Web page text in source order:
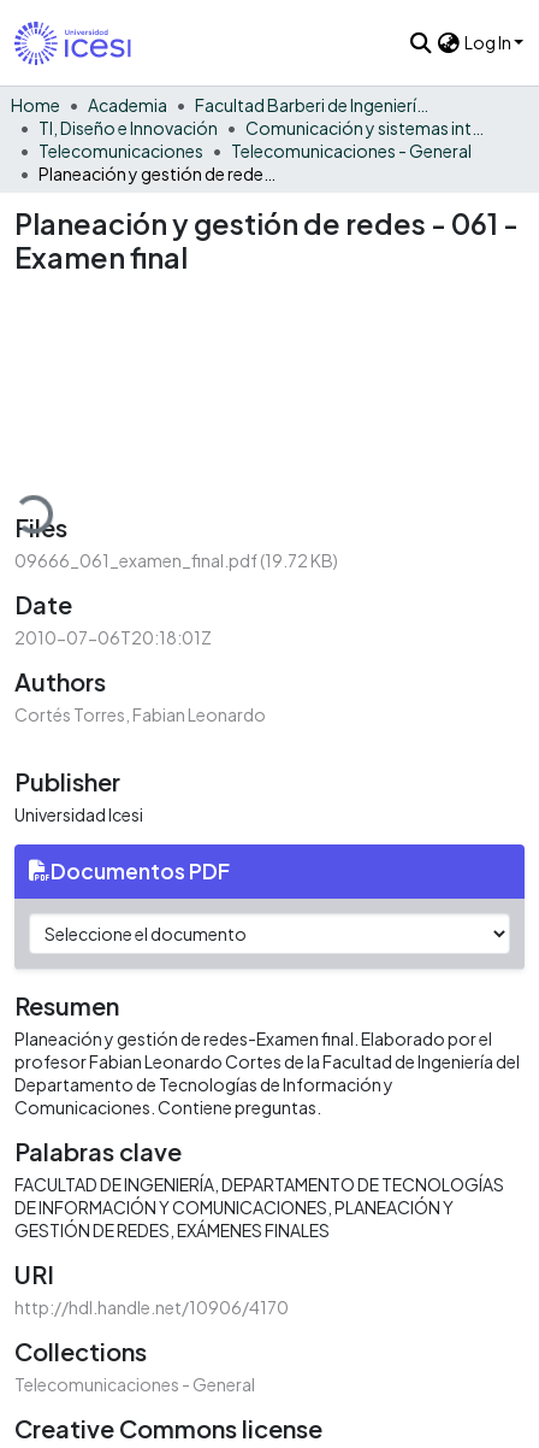
Log In
Home Academia
Facultad Barberi de Ingeniería, Diseño y Ciencias Aplicadas
TI, Diseño e Innovación
Telecomunicaciones
Telecomunicaciones - General
Planeación y gestión de redes - 061 -
Examen final
Files
09666_061_examen_final.pdf(19.72 KB)
Date
2010-07-06T20:18:01Z
Authors
Cortés Torres, Fabian Leonardo
Publisher
Universidad Icesi
Documentos PDF
Resumen
Planeación y gestión de redes-Examen final. Elaborado por el
profesor Fabian Leonardo Cortes de la Facultad de Ingeniería del
Departamento de Tecnologías de Información y
Comunicaciones. Contiene preguntas.
Palabras clave
FACULTAD DE INGENIERÍA DEPARTAMENTO DE TECNOLOGÍAS
DE INFORMACIÓN Y COMUNICACIONES PLANEACIÓN Y
GESTIÓN DE REDES EXÁMENES FINALES
URI
http://hdl.handle.net/10906/4170
Collections
Telecomunicaciones - General
Creative Commons license